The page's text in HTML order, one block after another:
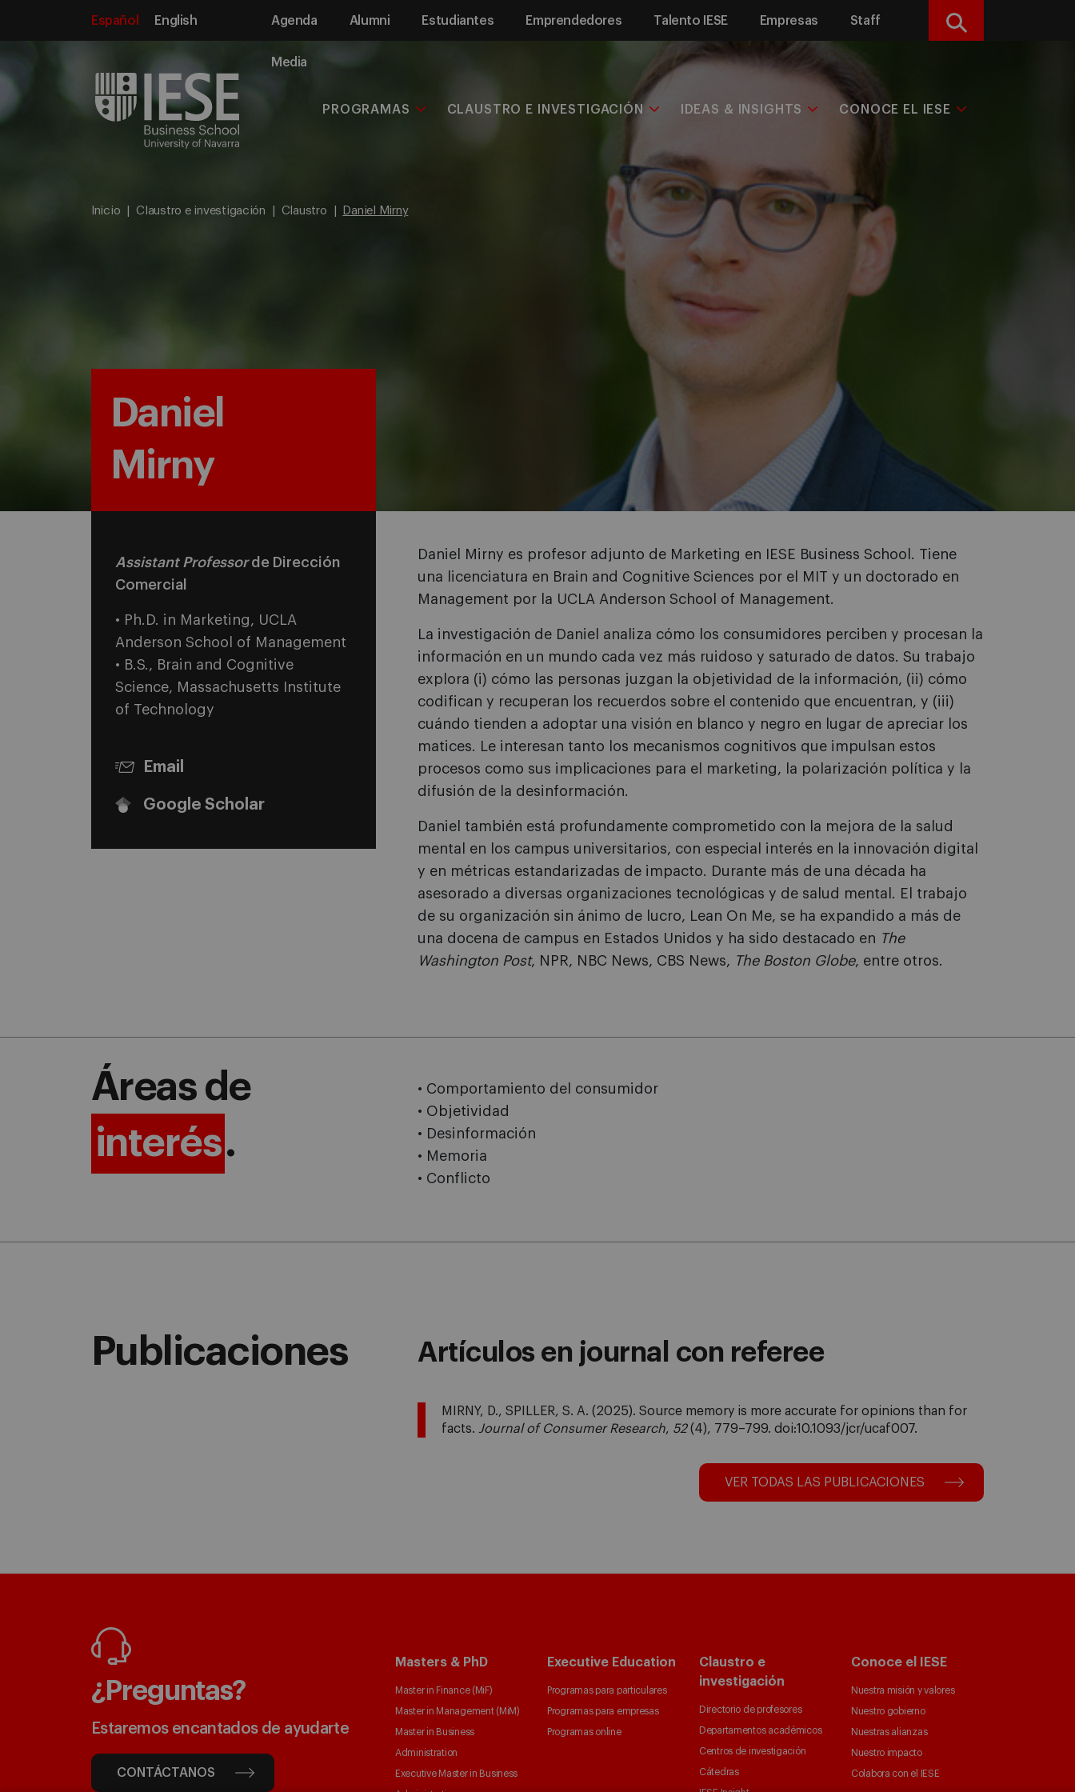
Español English Agenda Alumni Estudiantes Emprendedores Talento IESE Empresas Staff
Media
Buscar
PROGRAMAS CLAUSTRO E INVESTIGACIÓN IDEAS & INSIGHTS CONOCE EL IESE
Inicio Claustro e investigación Claustro Daniel Mirny
Daniel
Mirny
Assistant Professorde Dirección
Comercial
• Ph.D. in Marketing, UCLA
Anderson School of Management
• B.S., Brain and Cognitive
Science, Massachusetts Institute
of Technology
Email
Google Scholar
Daniel Mirny es profesor adjunto de Marketing en IESE Business School. Tiene
una licenciatura en Brain and Cognitive Sciences por el MIT y un doctorado en
Management por la UCLA Anderson School of Management.
La investigación de Daniel analiza cómo los consumidores perciben y procesan la
información en un mundo cada vez más ruidoso y saturado de datos. Su trabajo
explora (i) cómo las personas juzgan la objetividad de la información, (ii) cómo
codifican y recuperan los recuerdos sobre el contenido que encuentran, y (iii)
cuándo tienden a adoptar una visión en blanco y negro en lugar de apreciar los
matices. Le interesan tanto los mecanismos cognitivos que impulsan estos
procesos como sus implicaciones para el marketing, la polarización política y la
difusión de la desinformación.
Daniel también está profundamente comprometido con la mejora de la salud
mental en los campus universitarios, con especial interés en la innovación digital
y en métricas estandarizadas de impacto. Durante más de una década ha
asesorado a diversas organizaciones tecnológicas y de salud mental. El trabajo
de su organización sin ánimo de lucro, Lean On Me, se ha expandido a más de
una docena de campus en Estados Unidos y ha sido destacado en The
Washington Post, NPR, NBC News, CBS News, The Boston Globe, entre otros.
Áreas de
interés.
• Comportamiento del consumidor
• Objetividad
• Desinformación
• Memoria
• Conflicto
Publicaciones Artículos en journal con referee
MIRNY, D., SPILLER, S. A. (2025). Source memory is more accurate for opinions than for
facts. Journal of Consumer Research, 52(4), 779–799. doi:10.1093/jcr/ucaf007.
VER TODAS LAS PUBLICACIONES
¿Preguntas?
Estaremos encantados de ayudarte
CONTÁCTANOS
Masters & PhD
Master in Finance (MiF)
Master in Management (MiM)
Master in Business
Administration
Executive Master in Business
Executive Education
Programas para particulares
Programas para empresas
Programas online
Claustro e
investigación
Directorio de profesores
Departamentos académicos
Centros de investigación
Cátedras
Conoce el IESE
Nuestra misión y valores
Nuestro gobierno
Nuestras alianzas
Nuestro impacto
Colabora con el IESE